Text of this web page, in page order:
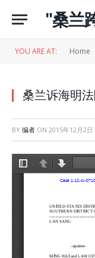
"桑兰
YOU ARE AT: Home
桑兰诉海明
BY 编者 ON 2015年12月2日